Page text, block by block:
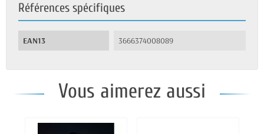
Références spécifiques
EAN13 3666374008089
Vous aimerez aussi